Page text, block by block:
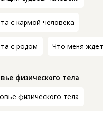
с кармой человека
с родом Что меня ждет
физического тела
физического тела